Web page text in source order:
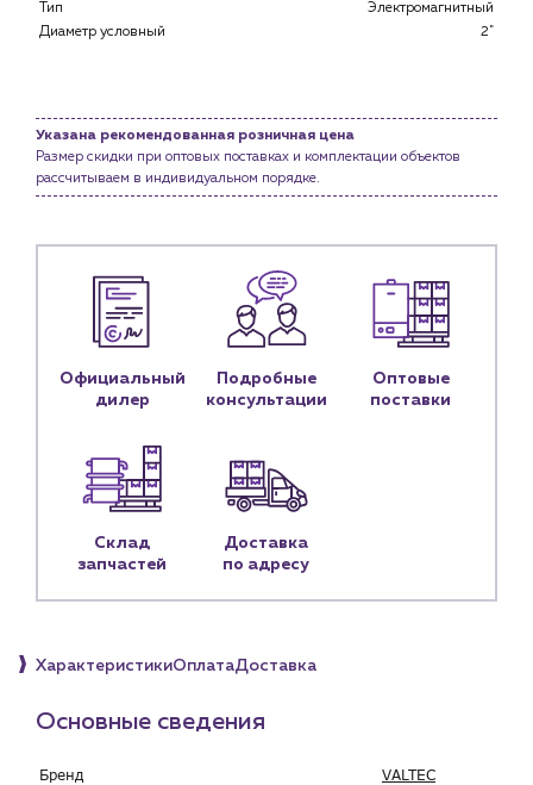
Новости
Блог
Контакты
Контактные данные
Наши партнёры
Чат-бот
+7 (918) 070-19-79
Пн – пт: 9:00 – 18:00
sales@profpotok.ru
г. Краснодар, ул. Российская, 63
Тип
Электромагнитный
Диаметр условный
2"
Указана рекомендованная розничная цена
Размер скидки при оптовых поставках и комплектации объектов
рассчитываем в индивидуальном порядке.
Официальный
дилер
Подробные
консультации
Оптовые
поставки
Склад
запчастей
Доставка
по адресу
ХарактеристикиОплатаДоставка
Основные сведения
Бренд
VALTEC